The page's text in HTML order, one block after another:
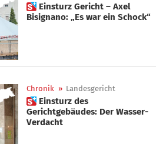
 Einsturz Gericht – Axel
Bisignano: „Es war ein Schock“
Chronik » Landesgericht
 Einsturz des
Gerichtgebäudes: Der Wasser-
Verdacht